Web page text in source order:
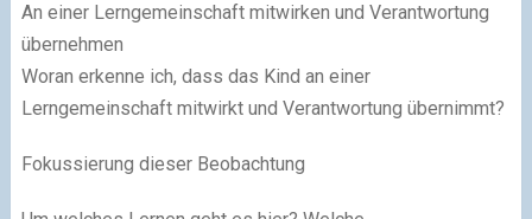
An einer Lerngemeinschaft mitwirken und Verantwortung
übernehmen
Woran erkenne ich, dass das Kind an einer
Lerngemeinschaft mitwirkt und Verantwortung übernimmt?
Fokussierung dieser Beobachtung